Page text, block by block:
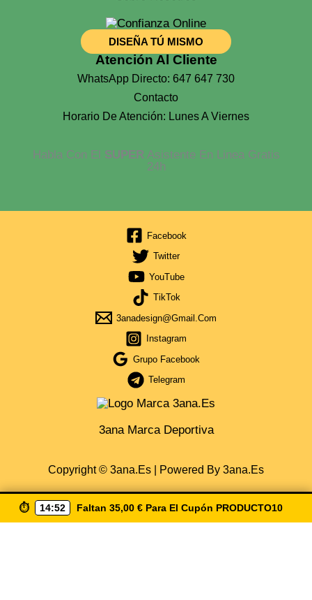
DISEÑA TÚ MISMO
Atención Al Cliente
WhatsApp Directo: 647 647 730
Contacto
Horario De Atención: Lunes A Viernes
Habla Con El SUPERAsistente En Linea Gratis
24h
Facebook
Twitter
YouTube
TikTok
3anadesign@gmail.com
Instagram
Grupo Facebook
Telegram
3ana Marca Deportiva
Copyright © 3ana.es | Powered By 3ana.es
⏱️ 14:52 Faltan 35,00 € Para El Cupón PRODUCTO10